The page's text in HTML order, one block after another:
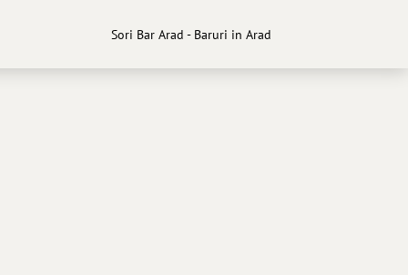
Sori Bar Arad - Baruri in Arad